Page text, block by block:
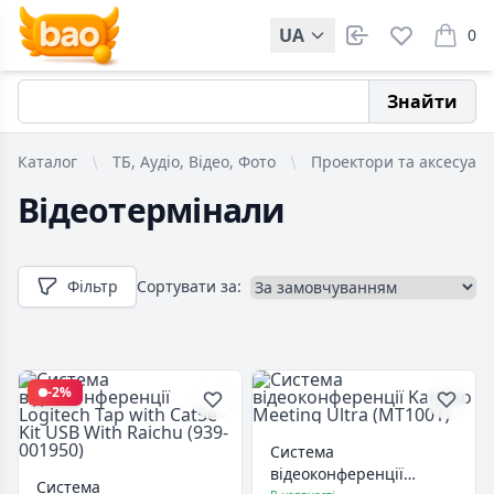
UA 0
items
Знайти
Каталог ТБ, Аудіо, Відео, Фото Проектори та
Відеотермінали
Фільтр Сортувати за:
-2%
Система
Система
відеоконференції